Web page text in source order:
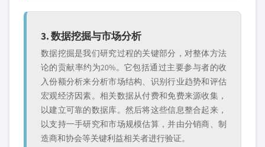
3. 数据挖掘与市场分析
数据挖掘是我们研究过程的关键部分，对整体方法
论的贡献率约为20%。它包括通过主要参与者的收
入份额分析来分析市场结构、识别行业趋势和评估
宏观经济因素。相关数据从付费和免费来源收集，
以建立可靠的数据库。然后将这些信息整合起来，
以支持一手研究和市场规模估算，并由分销商、制
造商和协会等关键利益相关者进行验证。